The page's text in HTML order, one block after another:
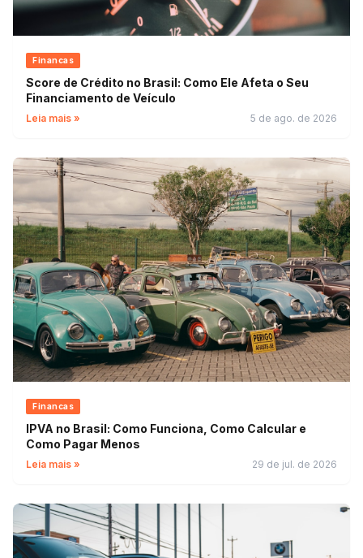
Financas
Score de Crédito no Brasil: Como Ele Afeta o Seu
Financiamento de Veículo
Leia mais » 5 de ago. de 2026
Financas
IPVA no Brasil: Como Funciona, Como Calcular e
Como Pagar Menos
Leia mais » 29 de jul. de 2026